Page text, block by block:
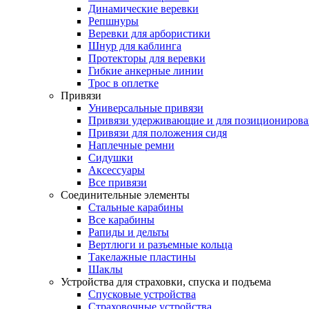
Динамические веревки
Репшнуры
Веревки для арбористики
Шнур для каблинга
Протекторы для веревки
Гибкие анкерные линии
Трос в оплетке
Привязи
Универсальные привязи
Привязи удерживающие и для
Привязи для положения сидя
Наплечные ремни
Сидушки
Аксессуары
Все привязи
Соединительные элементы
Стальные карабины
Все карабины
Рапиды и дельты
Вертлюги и разъемные кольца
Такелажные пластины
Шаклы
Устройства для страховки, спуска и подъема
Спусковые устройства
Страховочные устройства